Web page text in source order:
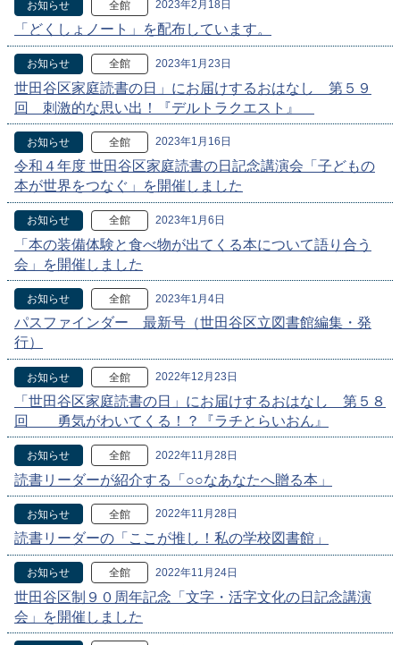
お知らせ 全館 2023年2月18日
「どくしょノート」を配布しています。
お知らせ 全館 2023年1月23日
世田谷区家庭読書の日」にお届けするおはなし 第５９
回 刺激的な思い出！『デルトラクエスト』
お知らせ 全館 2023年1月16日
令和４年度 世田谷区家庭読書の日記念講演会「子どもの
本が世界をつなぐ」を開催しました
お知らせ 全館 2023年1月6日
「本の装備体験と食べ物が出てくる本について語り合う
会」を開催しました
お知らせ 全館 2023年1月4日
パスファインダー 最新号（世田谷区立図書館編集・発
行）
お知らせ 全館 2022年12月23日
「世田谷区家庭読書の日」にお届けするおはなし 第５８
回 勇気がわいてくる！？『ラチとらいおん』
お知らせ 全館 2022年11月28日
読書リーダーが紹介する「○○なあなたへ贈る本」
お知らせ 全館 2022年11月28日
読書リーダーの「ここが推し！私の学校図書館」
お知らせ 全館 2022年11月24日
世田谷区制９０周年記念「文字・活字文化の日記念講演
会」を開催しました